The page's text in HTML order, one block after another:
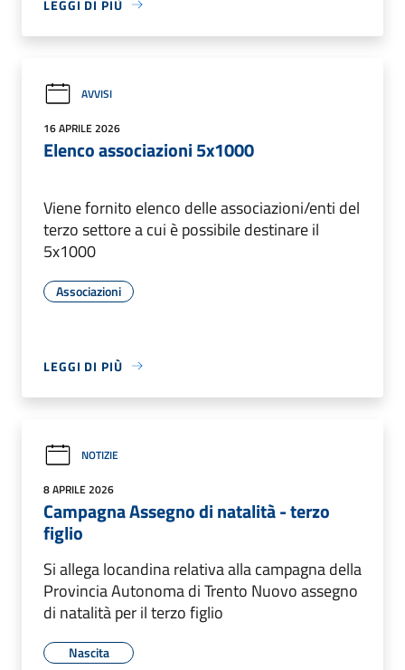
LEGGI DI PIÙ
AVVISI
16 APRILE 2026
Elenco associazioni 5x1000
Viene fornito elenco delle associazioni/enti del
terzo settore a cui è possibile destinare il
5x1000
Associazioni
LEGGI DI PIÙ
NOTIZIE
8 APRILE 2026
Campagna Assegno di natalità - terzo
figlio
Si allega locandina relativa alla campagna della
Provincia Autonoma di Trento Nuovo assegno
di natalità per il terzo figlio
Nascita